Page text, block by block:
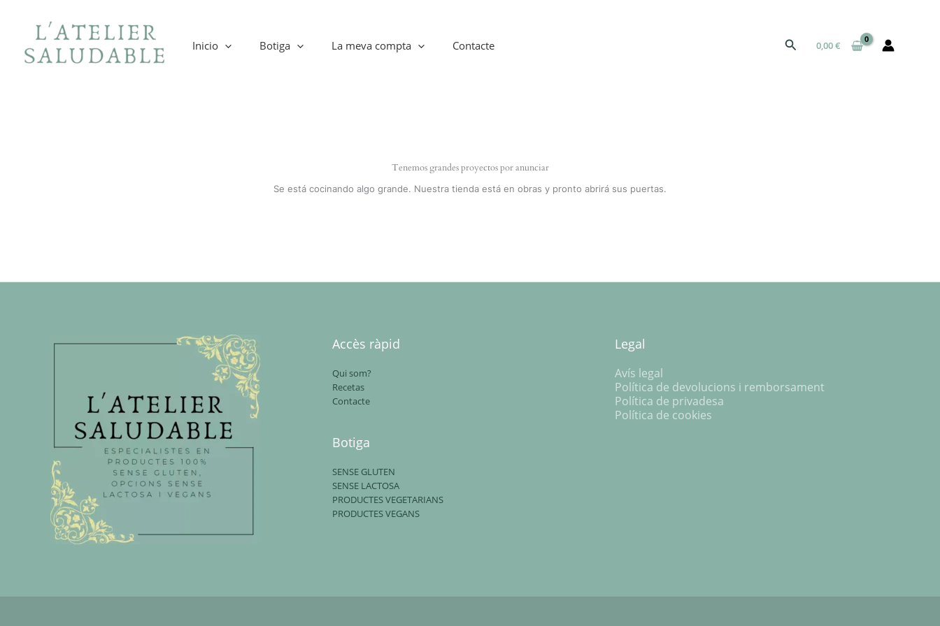
contenido
Inicio Botiga La meva compta Contacte Buscar0,00€
Tenemos grandes proyectos por anunciar
Se está cocinando algo grande. Nuestra tienda está en obras y pronto abrirá sus puertas.
Accès ràpid
Qui som?
Recetas
Contacte
Botiga
SENSE GLUTEN
SENSE LACTOSA
PRODUCTES VEGETARIANS
PRODUCTES VEGANS
Legal
Avís legal
Política de devolucions i remborsament
Política de privadesa
Política de cookies